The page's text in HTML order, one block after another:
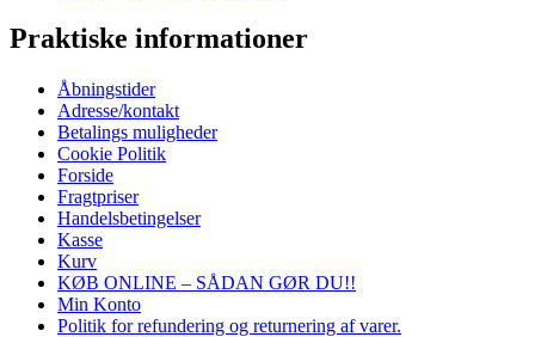
Praktiske informationer
Åbningstider
Adresse/kontakt
Betalings muligheder
Cookie Politik
Forside
Fragtpriser
Handelsbetingelser
Kasse
Kurv
KØB ONLINE – SÅDAN GØR DU!!
Min Konto
Politik for refundering og returnering af varer.